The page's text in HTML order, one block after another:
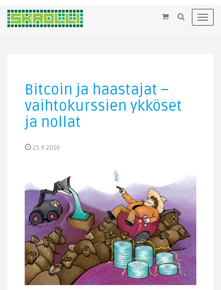
×
Bitcoin ja haastajat –
vaihtokurssien ykköset
ja nollat
25.9.2016